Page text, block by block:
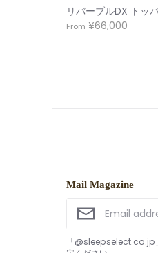
リバーブルDX トッ
From ¥66,000
Mail Magazine
「@sleepselect.co.jp